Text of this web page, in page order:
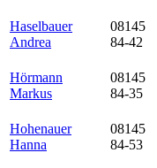
Haselbauer
Andrea
08145
84-42
Hörmann
Markus
08145
84-35
Hohenauer
Hanna
08145
84-53